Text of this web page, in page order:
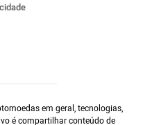
em geral, tecnologias,
é compartilhar conteúdo de